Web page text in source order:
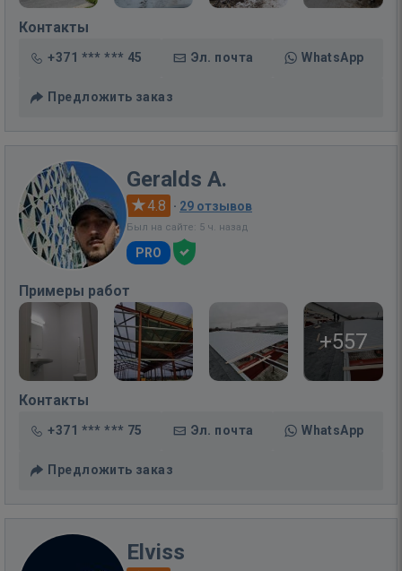
Контакты
+371 *** *** 45 Эл. почта WhatsApp
Предложить заказ
Geralds A.
4.8 · 29 отзывов
Был на сайте: 5 ч. назад
PRO
Примеры работ
+557
Контакты
+371 *** *** 75 Эл. почта WhatsApp
Предложить заказ
Elviss